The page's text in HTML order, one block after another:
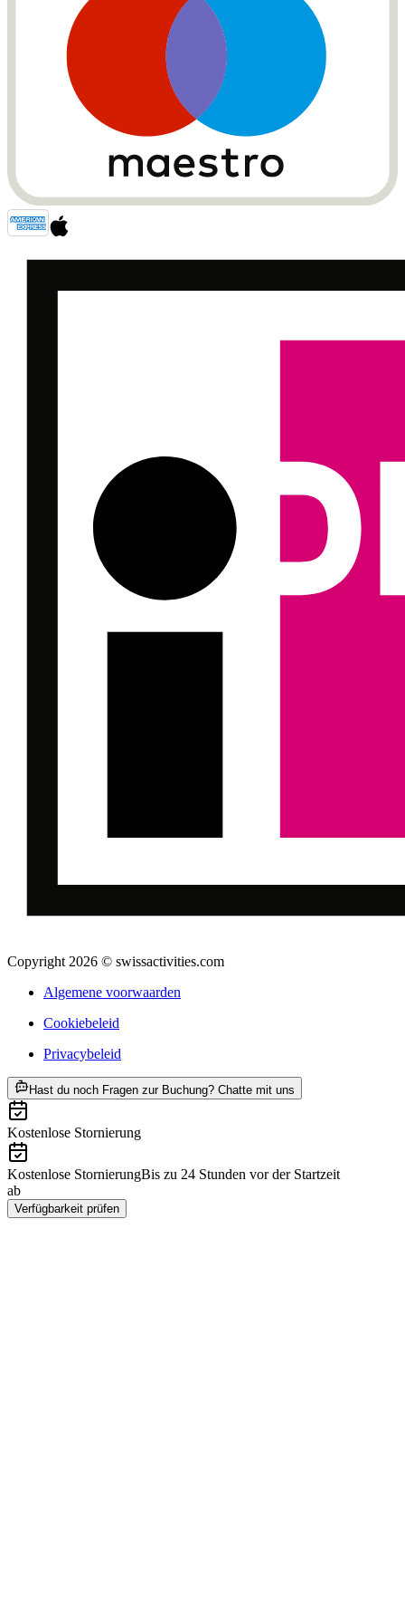
Copyright 2026 © swissactivities.com
Algemene voorwaarden
Cookiebeleid
Privacybeleid
Hast du noch Fragen zur Buchung? Chatte mit uns
Kostenlose Stornierung
Kostenlose StornierungBis zu 24 Stunden vor der Startzeit
ab
Verfügbarkeit prüfen